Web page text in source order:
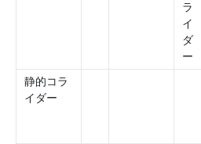
ラ
イ
ダ
ー
静的コラ
イダー